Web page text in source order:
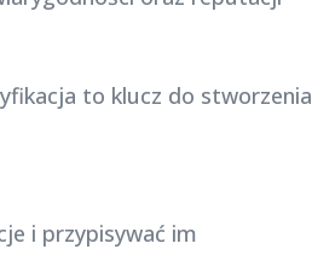
to klucz do stworzenia
i przypisywać im